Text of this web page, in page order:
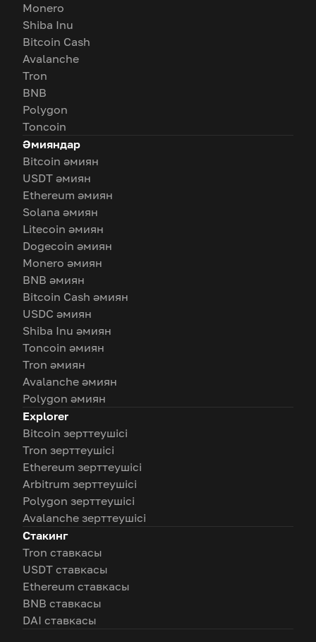
Monero
Shiba Inu
Bitcoin Cash
Avalanche
Tron
BNB
Polygon
Toncoin
Әмияндар
Bitcoin әмиян
USDT әмиян
Ethereum әмиян
Solana әмиян
Litecoin әмиян
Dogecoin әмиян
Monero әмиян
BNB әмиян
Bitcoin Cash әмиян
USDC әмиян
Shiba Inu әмиян
Toncoin әмиян
Tron әмиян
Avalanche әмиян
Polygon әмиян
Explorer
Bitcoin зерттеушісі
Tron зерттеушісі
Ethereum зерттеушісі
Arbitrum зерттеушісі
Polygon зерттеушісі
Avalanche зерттеушісі
Стакинг
Tron ставкасы
USDT ставкасы
Ethereum ставкасы
BNB ставкасы
DAI ставкасы